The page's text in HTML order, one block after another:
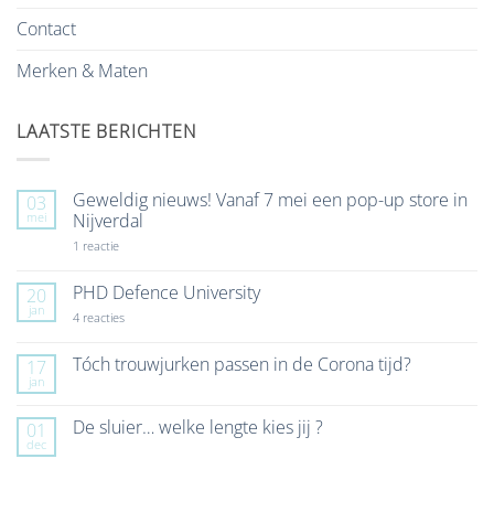
Contact
Merken & Maten
LAATSTE BERICHTEN
03
mei
Geweldig nieuws! Vanaf 7 mei een pop-up store in
Nijverdal
1 reactieop
Vanaf
7
mei
up
store
20
jan
PHD Defence University
4 reactiesop
University
17
jan
Tóch trouwjurken passen in de Corona tijd?
Tóch
01
dec
De sluier… welke lengte kies jij ?